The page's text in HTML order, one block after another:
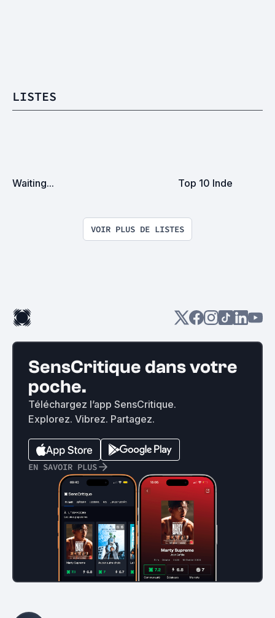
LISTES
Waiting... Top 10 Inde
VOIR PLUS DE LISTES
SensCritique dans votre
poche.
Téléchargez l’app SensCritique.
Explorez. Vibrez. Partagez.
EN SAVOIR PLUS